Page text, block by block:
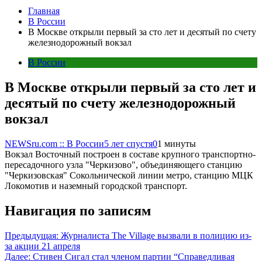
Главная
В России
В Москве открыли первый за сто лет и десятый по счету
железнодорожный вокзал
В России
В Москве открыли первый за сто лет и
десятый по счету железнодорожный
вокзал
NEWSru.com :: В России5 лет спустя01 минуты
Вокзал Восточный построен в составе крупного транспортно-
пересадочного узла "Черкизово", объединяющего станцию
"Черкизовская" Сокольнической линии метро, станцию МЦК
Локомотив и наземный городской транспорт.
Навигация по записям
Предыдущая: Журналиста The Village вызвали в полицию из-
за акции 21 апреля
Далее: Стивен Сигал стал членом партии “Справедливая